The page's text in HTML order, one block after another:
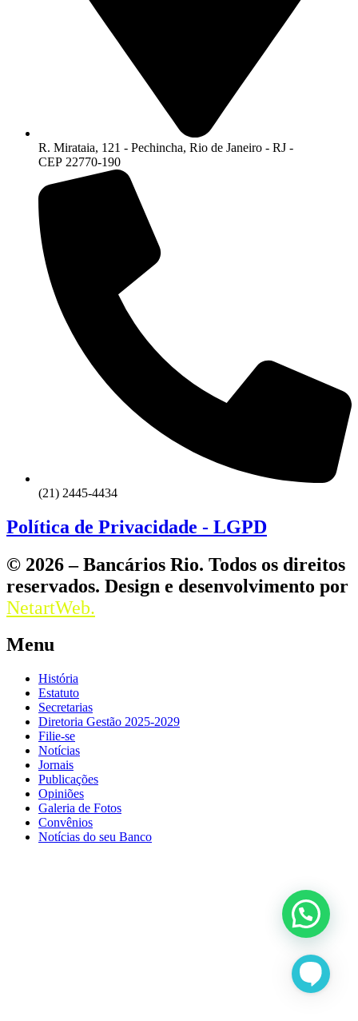
R. Mirataia, 121 - Pechincha, Rio de Janeiro - RJ -
CEP 22770-190
(21) 2445-4434
Política de Privacidade - LGPD
© 2026 – Bancários Rio. Todos os direitos
reservados. Design e desenvolvimento por
NetartWeb.
Menu
História
Estatuto
Secretarias
Diretoria Gestão 2025-2029
Filie-se
Notícias
Jornais
Publicações
Opiniões
Galeria de Fotos
Convênios
Notícias do seu Banco